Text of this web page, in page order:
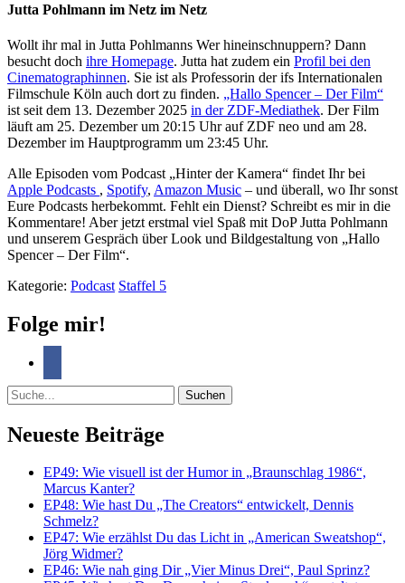
Jutta Pohlmann im Netz im Netz
Wollt ihr mal in Jutta Pohlmanns Wer hineinschnuppern? Dann
besucht doch ihre Homepage. Jutta hat zudem ein Profil bei den
Cinematographinnen. Sie ist als Professorin der ifs Internationalen
Filmschule Köln auch dort zu finden. „Hallo Spencer – Der Film“
ist seit dem 13. Dezember 2025 in der ZDF-Mediathek. Der Film
läuft am 25. Dezember um 20:15 Uhr auf ZDF neo und am 28.
Dezember im Hauptprogramm um 23:45 Uhr.
Alle Episoden vom Podcast „Hinter der Kamera“ findet Ihr bei
Apple Podcasts , Spotify, Amazon Music – und überall, wo Ihr sonst
Eure Podcasts herbekommt. Fehlt ein Dienst? Schreibt es mir in die
Kommentare! Aber jetzt erstmal viel Spaß mit DoP Jutta Pohlmann
und unserem Gespräch über Look und Bildgestaltung von „Hallo
Spencer – Der Film“.
Kategorie: Podcast Staffel 5
Folge mir!
Suche
Neueste Beiträge
EP49: Wie visuell ist der Humor in „Braunschlag 1986“,
Marcus Kanter?
EP48: Wie hast Du „The Creators“ entwickelt, Dennis
Schmelz?
EP47: Wie erzählst Du das Licht in „American Sweatshop“,
Jörg Widmer?
EP46: Wie nah ging Dir „Vier Minus Drei“, Paul Sprinz?